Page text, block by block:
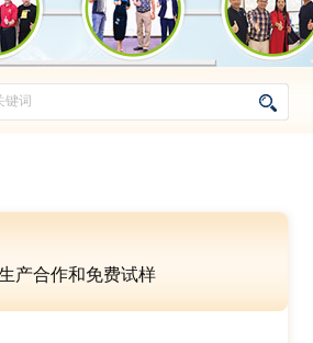
产合作和免费试样